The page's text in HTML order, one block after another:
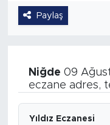
Paylaş
Niğde 09
eczane adres,
Yıldız Eczanesi